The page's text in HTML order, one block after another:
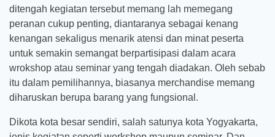
ditengah kegiatan tersebut memang lah memegang
peranan cukup penting, diantaranya sebagai kenang
kenangan sekaligus menarik atensi dan minat peserta
untuk semakin semangat berpartisipasi dalam acara
wrokshop atau seminar yang tengah diadakan. Oleh sebab
itu dalam pemilihannya, biasanya merchandise memang
diharuskan berupa barang yang fungsional.
Dikota kota besar sendiri, salah satunya kota Yogyakarta,